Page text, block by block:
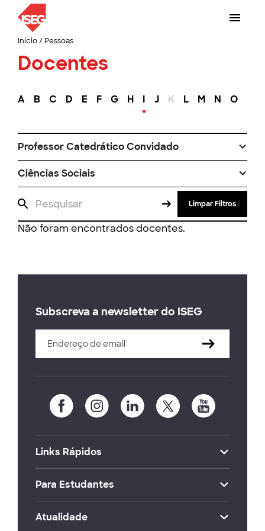
Início/ Pessoas
Docentes
A B C D E F G H I J K L M N O
Professor Catedrático Convidado
Ciências Sociais
Limpar Filtros
Não foram encontrados docentes.
Subscreva a newsletter do ISEG
Links Rápidos
Para Estudantes
Atualidade